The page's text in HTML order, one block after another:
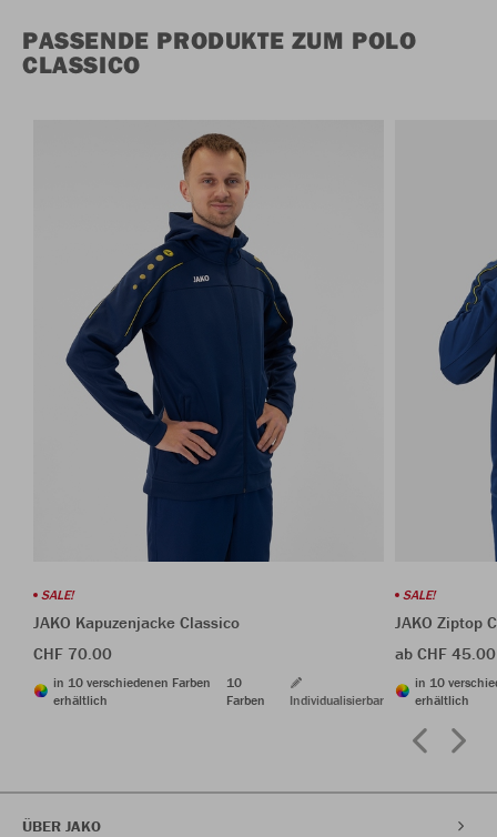
PASSENDE PRODUKTE ZUM POLO
CLASSICO
SALE!
JAKO Kapuzenjacke Classico
CHF 70.00
in 10 verschiedenen Farben
erhältlich
10
Farben
Individualisierbar
SALE!
JAKO Ziptop
ab CHF 45.00
in 10
erhältlich
ÜBER JAKO